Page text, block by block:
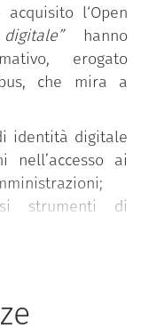
l‘Open
hanno
erogato
che mira a
identità digitale
nell’accesso ai
strumenti di
ai servizi della
funzionamento